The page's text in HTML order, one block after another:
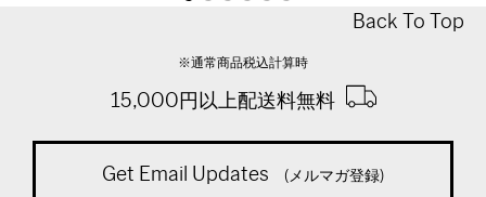
Back To Top
※通常商品税込計算時
15,000円以上配送料無料
Get Email Updates (メルマガ登録)